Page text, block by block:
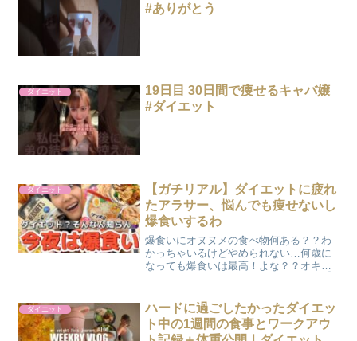
#ありがとう
ダイエット
19日目 30日間で痩せるキャバ嬢
#ダイエット
ダイエット
【ガチリアル】ダイエットに疲れ
たアラサー、悩んでも痩せないし
爆食いするわ
爆食いにオヌヌメの食べ物何ある？？わ
かっちゃいるけどやめられない…何歳に
なっても爆食いは最高！よな？？オキニ
tiktok👇👇Twitter👇👇ブログ👇👇voi...
ダイエット
ハードに過ごしたかったダイエッ
ト中の1週間の食事とワークアウ